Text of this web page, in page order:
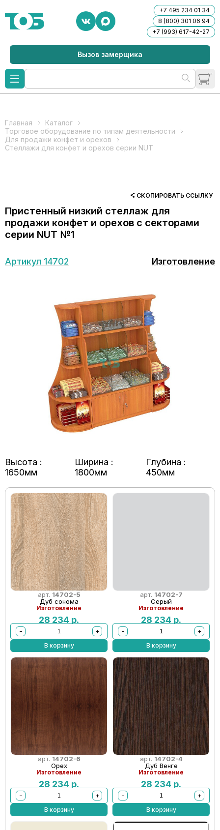
+7 495 234 01 34
8 (800) 301 06 94
+7 (993) 617-42-27
Вызов замерщика
Главная
Каталог
Торговое оборудование по типам деятельности
Для продажи конфет и орехов
Стеллажи для конфет и орехов серии NUT
СКОПИРОВАТЬ ССЫЛКУ
Пристенный низкий стеллаж для
продажи конфет и орехов с секторами
серии NUT №1
Артикул 14702 Изготовление
Высота :
1650мм
Ширина :
1800мм
Глубина :
450мм
арт. 14702-5
Дуб сонома
Изготовление
28 234 р.
−
+
В корзину
арт. 14702-7
Серый
Изготовление
28 234 р.
−
+
В корзину
арт. 14702-6
Орех
Изготовление
28 234 р.
−
+
В корзину
арт. 14702-4
Дуб Венге
Изготовление
28 234 р.
−
+
В корзину